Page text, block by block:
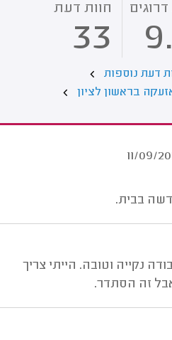
חוות דעת
33
דעת נוספות
בראשון לציון
11/09/
בבית.
נקייה וטובה. הייתי צריך
זה הסתדר.